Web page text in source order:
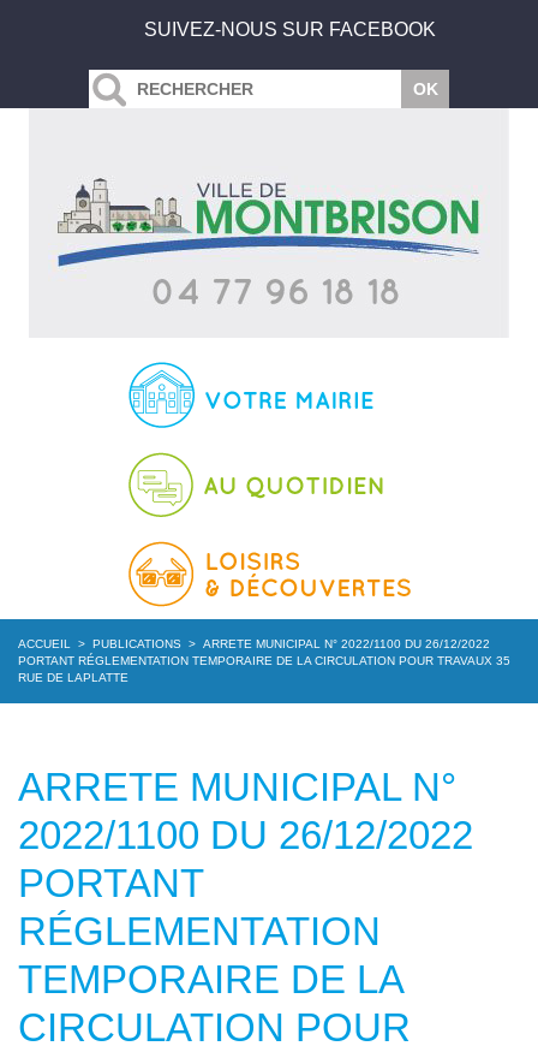
SUIVEZ-NOUS SUR FACEBOOK
ACCUEIL > PUBLICATIONS > ARRETE MUNICIPAL N° 2022/1100 DU 26/12/2022
PORTANT RÉGLEMENTATION TEMPORAIRE DE LA CIRCULATION POUR TRAVAUX 35
RUE DE LAPLATTE
ARRETE MUNICIPAL N°
2022/1100 DU 26/12/2022
PORTANT
RÉGLEMENTATION
TEMPORAIRE DE LA
CIRCULATION POUR